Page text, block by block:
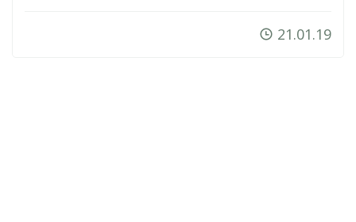
21.01.19